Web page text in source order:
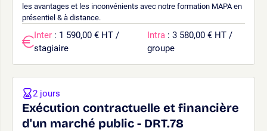
les avantages et les inconvénients avec notre formation MAPA en
présentiel & à distance.
Inter : 1 590,00 € HT /
stagiaire
Intra : 3 580,00 € HT /
groupe
Exécution contractuelle et financière
d'un marché public - DRT.78
2 jours